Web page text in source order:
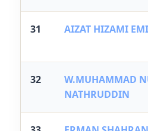
31 AIZAT HIZAMI
32
W.MUHAMMAD
NATHRUDDIN